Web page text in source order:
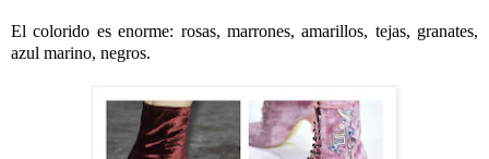
El colorido es enorme: rosas, marrones, amarillos, tejas, granates,
azul marino, negros.